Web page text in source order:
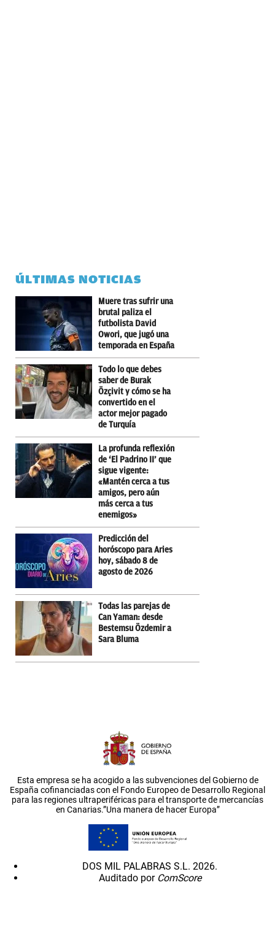
ÚLTIMAS NOTICIAS
Muere tras sufrir una
brutal paliza el
futbolista David
Owori, que jugó una
temporada en España
Todo lo que debes
saber de Burak
Özçivit y cómo se ha
convertido en el
actor mejor pagado
de Turquía
La profunda reflexión
de ‘El Padrino II’ que
sigue vigente:
«Mantén cerca a tus
amigos, pero aún
más cerca a tus
enemigos»
Predicción del
horóscopo para Aries
hoy, sábado 8 de
agosto de 2026
Todas las parejas de
Can Yaman: desde
Bestemsu Özdemir a
Sara Bluma
Esta empresa se ha acogido a las subvenciones del Gobierno de
España cofinanciadas con el Fondo Europeo de Desarrollo Regional
para las regiones ultraperiféricas para el transporte de mercancías
en Canarias.”Una manera de hacer Europa”
DOS MIL PALABRAS S.L. 2026.
Auditado por ComScore